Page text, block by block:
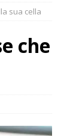
sua cella
che